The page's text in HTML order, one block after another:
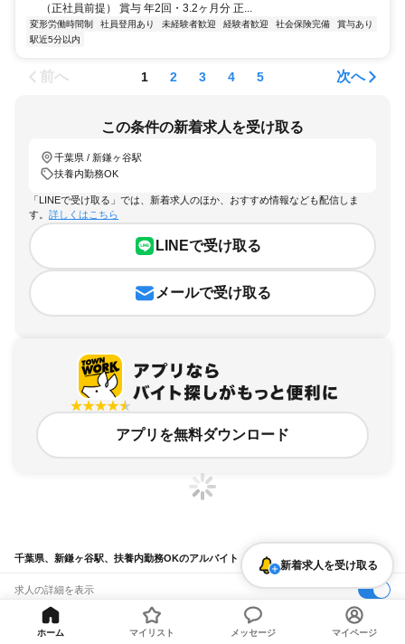
（正社員前提） 賞与 年2回・3.2ヶ月分 正...
変形労働時間制 社員登用あり 未経験者歓迎 経験者歓迎 社会保険完備
賞与あり
駅近5分以内
前へ 1 2 3 4 5 次へ
この条件の新着求人を受け取る
千葉県 / 新鎌ヶ谷駅
扶養内勤務OK
「LINEで受け取る」では、新着求人のほか、おすすめ情報なども配信しま
す。 詳しくはこちら
LINEで受け取る
メールで受け取る
アプリを無料ダウンロード
千葉県、新鎌ヶ谷駅、扶養内勤務OKのアルバイト・バイト求人情報
求人の詳細を表示
条件を追加・変更して検索
新着求人を受け取る
ホーム マイリスト メッセージ マイページ